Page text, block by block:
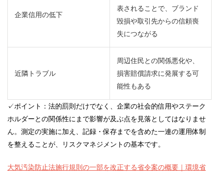
企業信用の低下
表されることで、ブランド
毀損や取引先からの信頼喪
失につながる
近隣トラブル
周辺住民との関係悪化や、
損害賠償請求に発展する可
能性もある
✓ポイント：法的罰則だけでなく、企業の社会的信用やステーク
ホルダーとの関係性にまで影響が及ぶ点を見落としてはなりませ
ん。測定の実施に加え、記録・保存までを含めた一連の運用体制
を整えることが、リスクマネジメントの基本です。
大気汚染防止法施行規則の一部を改正する省令案の概要｜環境省